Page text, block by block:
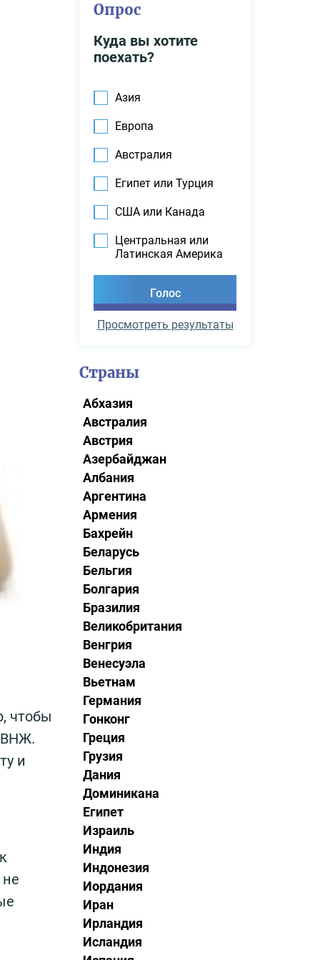
чтобы
ВНЖ.
и
Опрос
Куда вы хотите
поехать?
Азия
Европа
Австралия
Египет или Турция
США или Канада
Центральная или
Латинская Америка
Просмотреть результаты
Страны
Абхазия
Австралия
Австрия
Азербайджан
Албания
Аргентина
Армения
Бахрейн
Беларусь
Бельгия
Болгария
Бразилия
Великобритания
Венгрия
Венесуэла
Вьетнам
Германия
Гонконг
Греция
Грузия
Дания
Доминикана
Египет
Израиль
Индия
Индонезия
Иордания
Иран
Ирландия
Исландия